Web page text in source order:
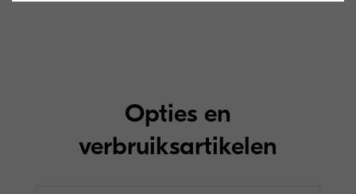
Opties en
verbruiksartikelen